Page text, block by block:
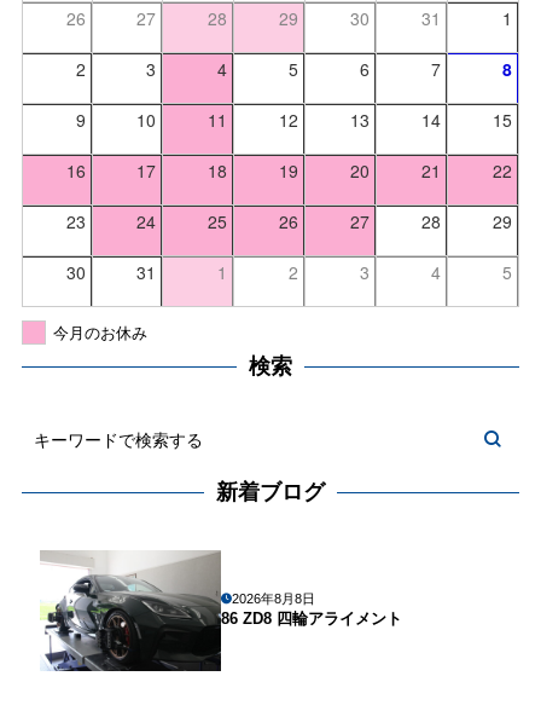
26 27 28 29 30 31 1
2 3 4 5 6 7 8
9 10 11 12 13 14 15
16 17 18 19 20 21 22
23 24 25 26 27 28 29
30 31 1 2 3 4 5
今月のお休み
検索
新着ブログ
2026年8月8日
86 ZD8 四輪アライメント